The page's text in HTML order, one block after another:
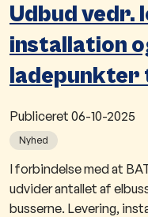
Udbud vedr.
installation
ladepunkter
Publiceret 06-10-2025
Nyhed
​I forbindelse med at
udvider antallet af
busserne. Levering,